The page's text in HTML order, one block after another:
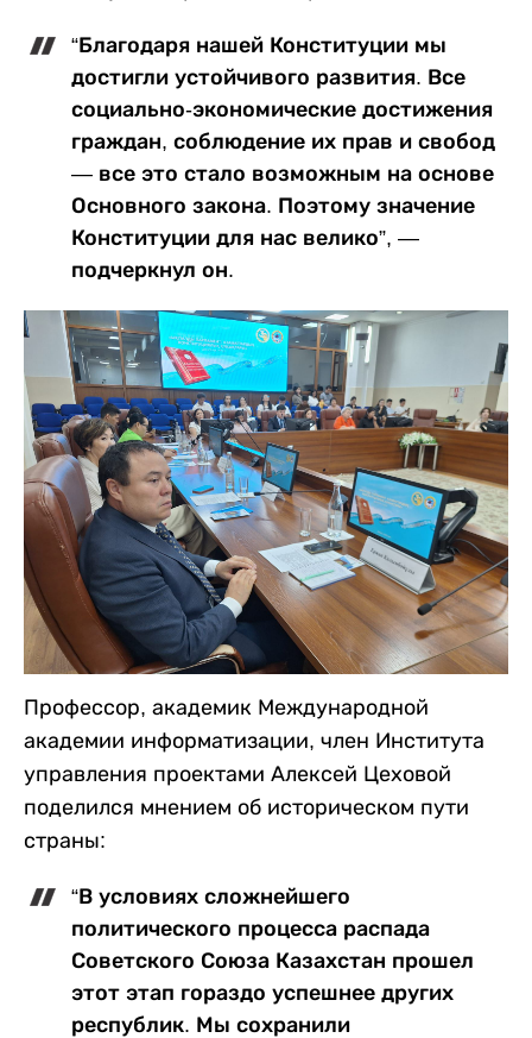
“Благодаря нашей Конституции мы
достигли устойчивого развития. Все
социально-экономические достижения
граждан, соблюдение их прав и свобод
— все это стало возможным на основе
Основного закона. Поэтому значение
Конституции для нас велико”, —
подчеркнул он.
Профессор, академик Международной
академии информатизации, член Института
управления проектами Алексей Цеховой
поделился мнением об историческом пути
страны:
“В условиях сложнейшего
политического процесса распада
Советского Союза Казахстан прошел
этот этап гораздо успешнее других
республик. Мы сохранили